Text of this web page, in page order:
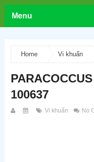
Menu
Home Vi khuẩn
100637
Vi khuẩn No